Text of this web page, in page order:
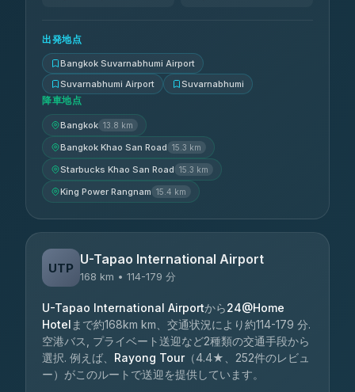
出発地点
Bangkok Suvarnabhumi Airport
Suvarnabhumi Airport
Suvarnabhumi
降車地点
Bangkok 13.8 km
Bangkok Khao San Road 15.3 km
Starbucks Khao San Road 15.3 km
King Power Rangnam 15.4 km
UTP
U-Tapao International Airport
168 km • 114-179 分
U-Tapao International Airportから24@Home
Hotel まで約168km km、交通状況により約114-179 分.
空港バス, プライベート送迎など2種類の交通手段から
選択. 例えば、 Rayong Tour（4.4★、252件のレビュ
ー）がこのルートで送迎を提供しています。